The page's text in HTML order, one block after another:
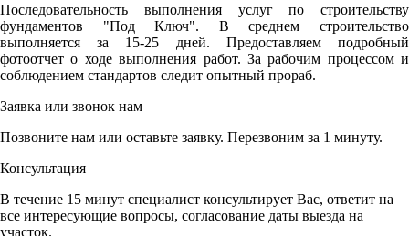
Последовательность выполнения услуг по строительству
фундаментов "Под Ключ". В среднем строительство
выполняется за 15-25 дней. Предоставляем подробный
фотоотчет о ходе выполнения работ. За рабочим процессом и
соблюдением стандартов следит опытный прораб.
Заявка или звонок нам
Позвоните нам или оставьте заявку. Перезвоним за 1 минуту.
Консультация
В течение 15 минут специалист консультирует Вас, ответит на
все интересующие вопросы, согласование даты выезда на
участок.